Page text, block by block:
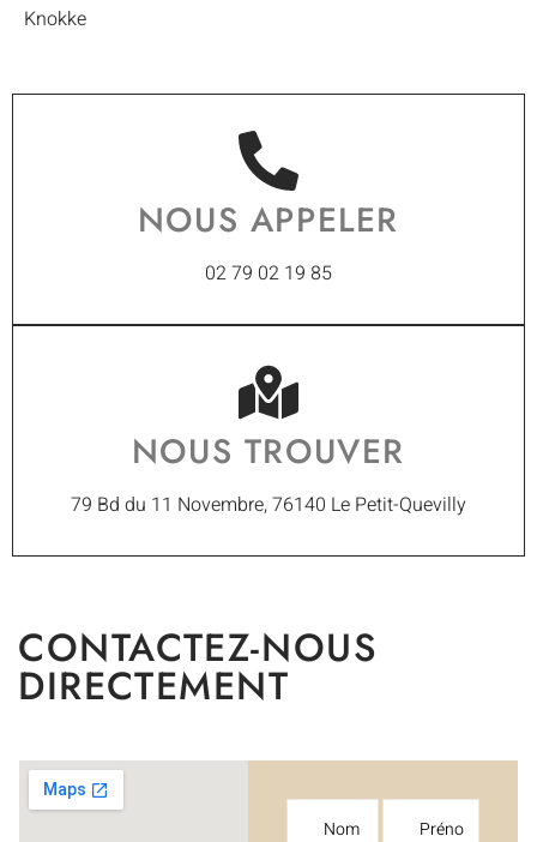
Knokke
NOUS APPELER
02 79 02 19 85
NOUS TROUVER
79 Bd du 11 Novembre, 76140 Le Petit-Quevilly
CONTACTEZ-NOUS
DIRECTEMENT